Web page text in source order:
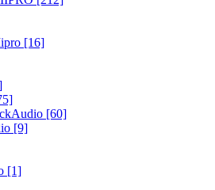
[16]
[60]
[9]
[1]